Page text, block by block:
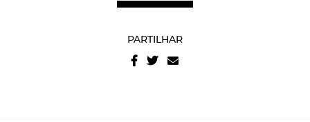
PARTILHAR
Autorizo o envio de emails e concordo com os
politica de privacidade do site